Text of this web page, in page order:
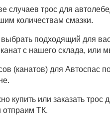
случаев трос для
количествам смазки.
подходящий для
с нашего склада, или
(канатов) для
купить или заказать
отпраим ТК.